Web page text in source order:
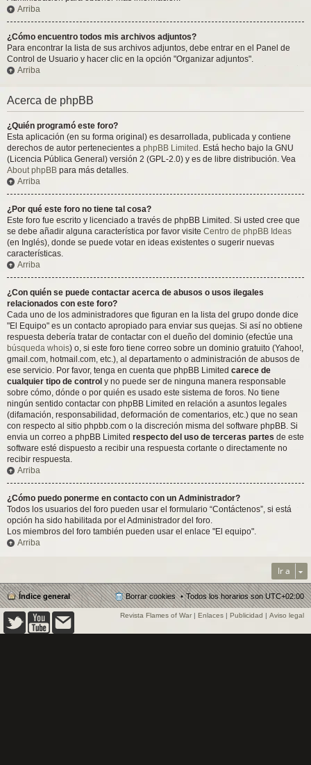
Arriba
¿Cómo encuentro todos mis archivos adjuntos?
Para encontrar la lista de sus archivos adjuntos, debe entrar en el Panel de
Control de Usuario y hacer clic en la opción "Organizar adjuntos".
Arriba
Acerca de phpBB
¿Quién programó este foro?
Esta aplicación (en su forma original) es desarrollada, publicada y contiene
derechos de autor pertenecientes a phpBB Limited . Está hecho bajo la GNU
(Licencia Pública General) versión 2 (GPL-2.0) y es de libre distribución. Vea
About phpBB para más detalles.
Arriba
¿Por qué este foro no tiene tal cosa?
Este foro fue escrito y licenciado a través de phpBB Limited. Si usted cree que
se debe añadir alguna característica por favor visite Centro de phpBB Ideas
(en Inglés), donde se puede votar en ideas existentes o sugerir nuevas
características.
Arriba
¿Con quién se puede contactar acerca de abusos o usos ilegales
relacionados con este foro?
Cada uno de los administradores que figuran en la lista del grupo donde dice
"El Equipo" es un contacto apropiado para enviar sus quejas. Si así no obtiene
respuesta debería tratar de contactar con el dueño del dominio (efectúe una
búsqueda whois) o, si este foro tiene correo sobre un dominio gratuito (Yahoo!,
gmail.com, hotmail.com, etc.), al departamento o administración de abusos de
ese servicio. Por favor, tenga en cuenta que phpBB Limited carece de
cualquier tipo de control y no puede ser de ninguna manera responsable
sobre cómo, dónde o por quién es usado este sistema de foros. No tiene
ningún sentido contactar con phpBB Limited en relación a asuntos legales
(difamación, responsabilidad, deformación de comentarios, etc.) que no sean
con respecto al sitio phpbb.com o la discreción misma del software phpBB. Si
envia un correo a phpBB Limited respecto del uso de terceras partes de este
software esté dispuesto a recibir una respuesta cortante o directamente no
recibir respuesta.
Arriba
¿Cómo puedo ponerme en contacto con un Administrador?
Todos los usuarios del foro pueden usar el formulario “Contáctenos”, si está
opción ha sido habilitada por el Administrador del foro.
Los miembros del foro también pueden usar el enlace "El equipo".
Arriba
Ir a
Índice general Todos los horarios sonUTC+02:00
Borrar cookies
Revista Flames of War | Enlaces | Publicidad | Aviso legal